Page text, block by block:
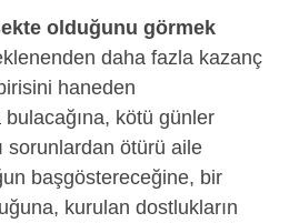
olduğunu görmek
daha fazla kazanç
haneden
bulacağına, kötü günler
sorunlardan ötürü aile
başgöstereceğine, bir
kurulan dostlukların